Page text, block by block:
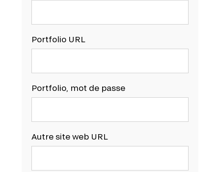
Portfolio URL
Portfolio, mot de passe
Autre site web URL